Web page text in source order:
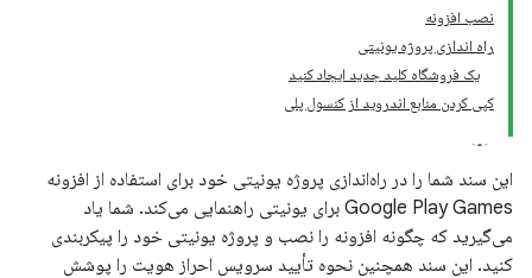
نصب افزونه
راه اندازی پروژه یونیتی
یک فروشگاه کلید جدید ایجاد کنید
کپی کردن منابع اندروید از کنسول پلی
این سند شما را در راه‌اندازی پروژه یونیتی خود برای استفاده از افزونه
Google Play Games برای یونیتی راهنمایی می‌کند. شما یاد
می‌گیرید که چگونه افزونه را نصب و پروژه یونیتی خود را پیکربندی
کنید. این سند همچنین نحوه تأیید سرویس احراز هویت را پوشش